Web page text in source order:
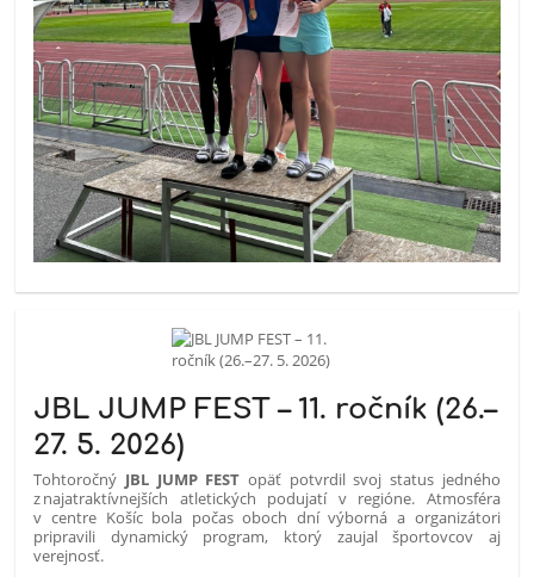
JBL JUMP FEST – 11. ročník (26.–
27. 5. 2026)
Tohtoročný JBL JUMP FEST opäť potvrdil svoj status jedného
z najatraktívnejších atletických podujatí v regióne. Atmosféra
v centre Košíc bola počas oboch dní výborná a organizátori
pripravili dynamický program, ktorý zaujal športovcov aj
verejnosť.